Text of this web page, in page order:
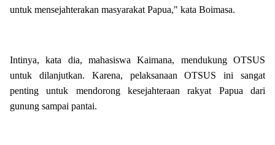
untuk mensejahterakan masyarakat Papua," kata Boimasa.
Intinya, kata dia, mahasiswa Kaimana, mendukung OTSUS
untuk dilanjutkan. Karena, pelaksanaan OTSUS ini sangat
penting untuk mendorong kesejahteraan rakyat Papua dari
gunung sampai pantai.